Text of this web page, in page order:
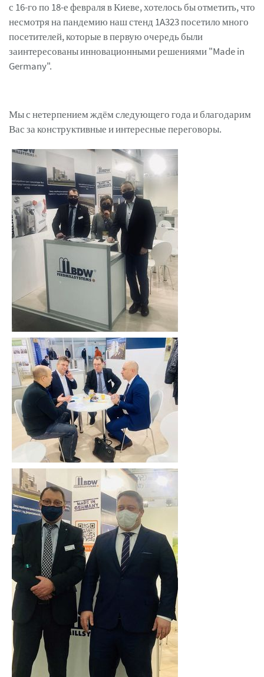
с 16-го по 18-е февраля в Киеве, хотелось бы отметить, что
несмотря на пандемию наш стенд 1A323 посетило много
посетителей, которые в первую очередь были
заинтересованы инновационными решениями "Made in
Germany".
Мы с нетерпением ждём следующего года и благодарим
Вас за конструктивные и интересные переговоры.